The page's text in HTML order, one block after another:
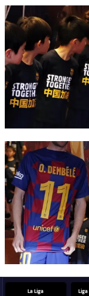
FC Barcelona club
FC Barcelona club
La Liga Liga